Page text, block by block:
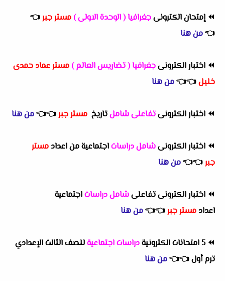
⏪إمتحان الكترونىجغرافيا ( الوحدة الاولى ) مستر جبر👈
👈من هنا
⏪ اختبار الكترونىجغرافيا ( تضاريس العالم ) مستر عماد حمدى
خليل👈
👈من هنا
⏪ اختبار الكترونىتفاعلى شاملتاريخ مستر جبر👈
👈من هنا
⏪ اختبار الكترونىشامل دراساتاجتماعية من اعداد مستر
جبر👈
👈من هنا
⏪ اختبار الكترونى تفاعلىشامل دراساتاجتماعية
اعداد مسترجبر👈
👈من هنا
⏪5 امتحانات الكترونية دراسات اجتماعيةللصف الثالث الإعدادي
ترم أول👈
👈من هنا